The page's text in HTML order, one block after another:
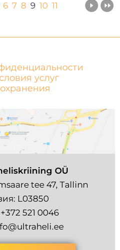
6 7 8 9 10 11
услуг
OÜ
tee 47, Tallinn
L03850
+372 521 0046